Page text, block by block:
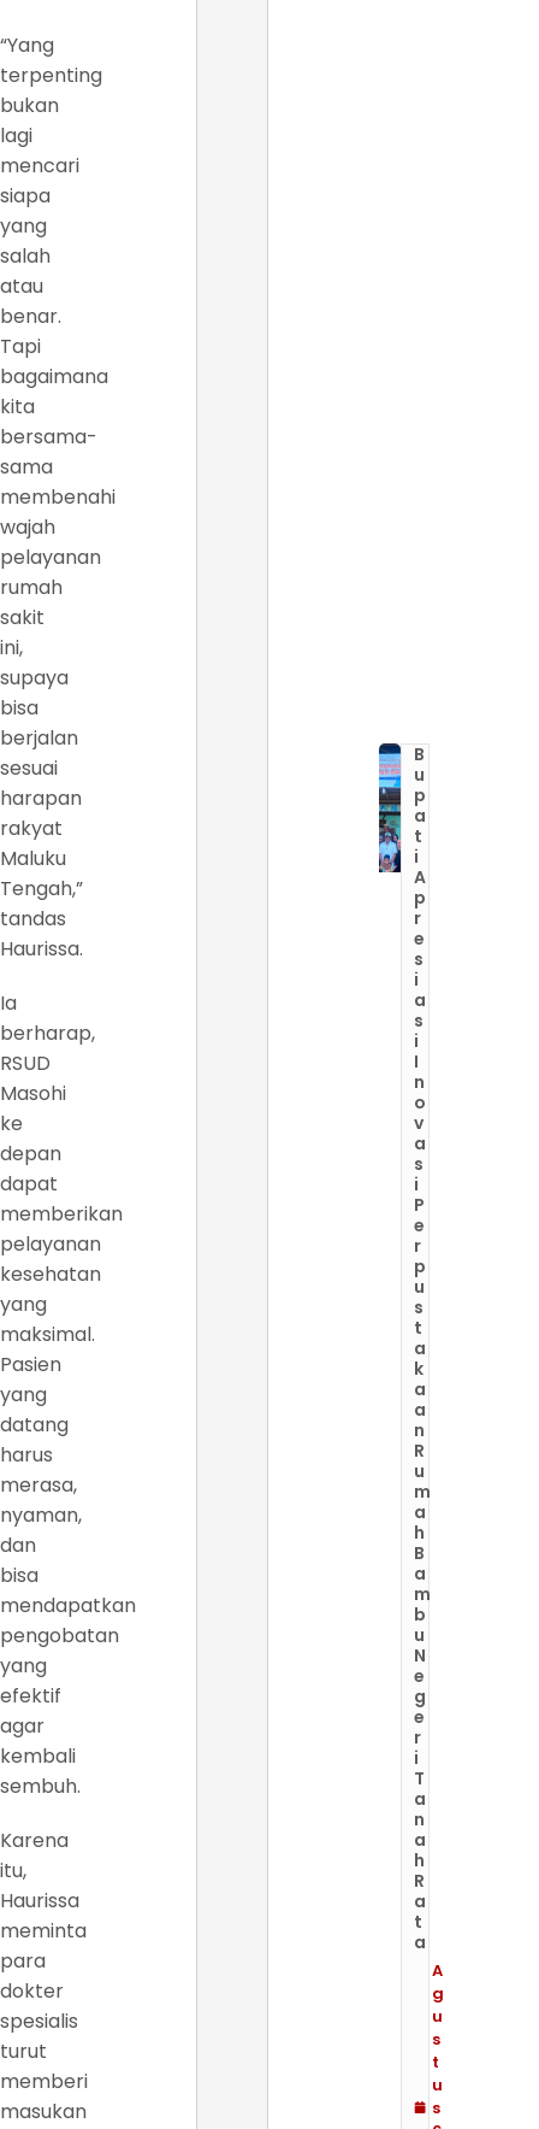
“Yang
terpenting
bukan
lagi
mencari
siapa
yang
salah
atau
benar.
Tapi
bagaimana
kita
bersama-
sama
membenahi
wajah
pelayanan
rumah
sakit
ini,
supaya
bisa
berjalan
sesuai
harapan
rakyat
Maluku
Tengah,”
tandas
Haurissa.
Ia
berharap,
RSUD
Masohi
ke
depan
dapat
memberikan
pelayanan
kesehatan
yang
maksimal.
Pasien
yang
datang
harus
merasa,
nyaman,
dan
bisa
mendapatkan
pengobatan
yang
efektif
agar
kembali
sembuh.
Karena
itu,
Haurissa
meminta
para
dokter
spesialis
turut
memberi
masukan
B
u
p
a
t
i
A
p
r
e
s
i
a
s
i
I
n
o
v
a
s
i
P
e
r
p
u
s
t
a
k
a
a
n
R
u
m
a
h
B
a
m
b
u
N
e
g
e
r
i
T
a
n
a
h
R
a
t
a
A
g
u
s
t
u
s